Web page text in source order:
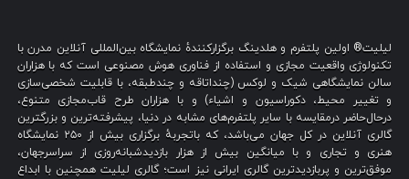
لیلیت® اولین پلتفرم و هلدینگ برگزارکنندهٔ نمایشگاه بین‌المللی آنلاین مدرن با
تکنولوژی واقعیت مجازی و استفاده از فناوری هوش مصنوعی است که با هزاران
سالن نمایشگاهی شیک و لوکس (چنداتاقه و چندطبقه، با قابلیت شخصی‌سازی
و تغییر محیط، دکوراسیون و اشیاء) و با هزاران طرح قاب‌مجازی متنوع،
درحال‌حاضر درمقایسه با سایر پلتفرم‌های مشابه در دنیا، پیشرفته‌ترین و بزرگترین
گالری آنلاین در کل جهان می‌باشد، که باتجربهٔ برگزاری بیش از ۲۵۰ نمایشگاه
هنری و تجاری و با میانگین بیش از هزار بازدیدشبانه‌روزی از سراسرجهان،
موفق‌ترین و پربازدیدترین گالری ایرانی نیز است؛ گالری لیلیت همچنین با ابداع